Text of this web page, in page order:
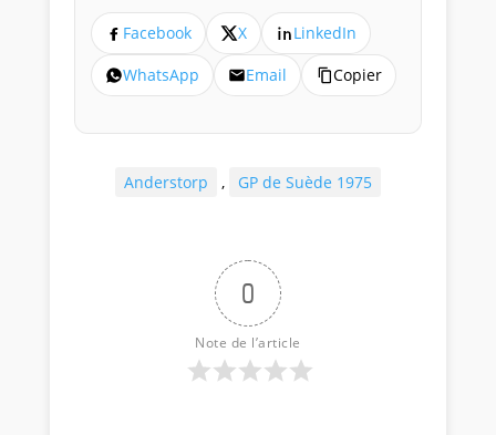
Facebook X
LinkedIn
WhatsApp
Email Copier
Anderstorp , GP de Suède 1975
0
Note de l’article